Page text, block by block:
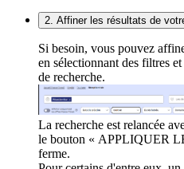
2. Affiner les résultats de
Si besoin, vous pouvez
en sélectionnant des filtres
de recherche.
La recherche est relancée
le bouton « APPLIQUER
ferme.